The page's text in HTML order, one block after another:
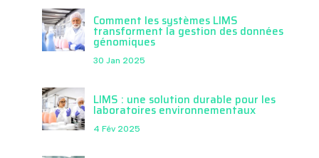
Comment les systèmes LIMS
transforment la gestion des données
génomiques
30 Jan 2025
LIMS : une solution durable pour les
laboratoires environnementaux
4 Fév 2025